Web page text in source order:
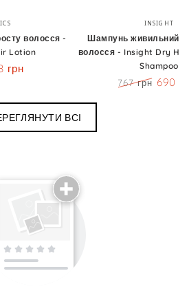
волосся -
Lotion
грн
INSIGHT
Шампунь живильний
волосся - Insight Dry
Shampoo
767 грн 690
ВСІ
використання